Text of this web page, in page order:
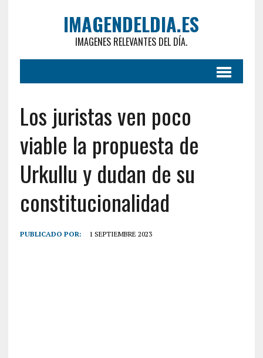
IMAGENDELDIA.ES
IMAGENES RELEVANTES DEL DÍA.
Los juristas ven poco
viable la propuesta de
Urkullu y dudan de su
constitucionalidad
PUBLICADO POR: 1 SEPTIEMBRE 2023